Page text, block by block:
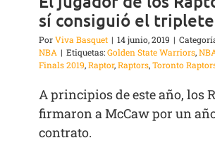
sí consiguió el triplete
PorViva Basquet | 14 junio, 2019 |
NBA | Etiquetas:Golden State Warriors,
Finals 2019,Raptor,Raptors,Toronto
A principios de este año, los
firmaron a McCaw por un
contrato.